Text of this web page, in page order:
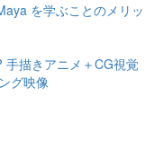
を学ぶことのメリッ
手描きアニメ＋CG視覚
グ映像